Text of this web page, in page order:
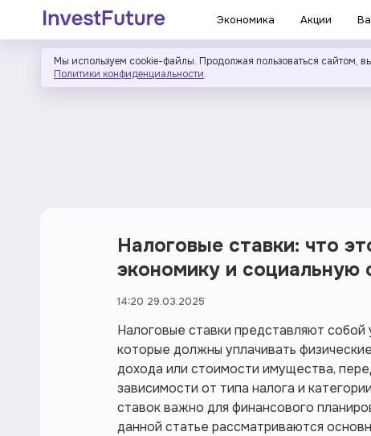
Экономика Акции
Мы используем cookie-файлы. Продолжая пользоваться сайтом,
Политики конфиденциальности.
Налоговые ставки: что
экономику и социальную
14:20 29.03.2025
Налоговые ставки представляют
которые должны уплачивать
дохода или стоимости имущества,
зависимости от типа налога и
ставок важно для финансового
данной статье рассматриваются